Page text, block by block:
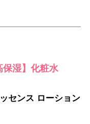
湿】化粧水
センス ローション